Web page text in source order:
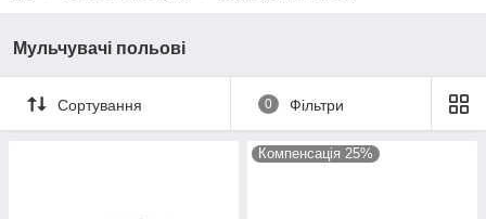
Мульчувачі польові
Сортування 0 Фільтри
Компенсація 25%